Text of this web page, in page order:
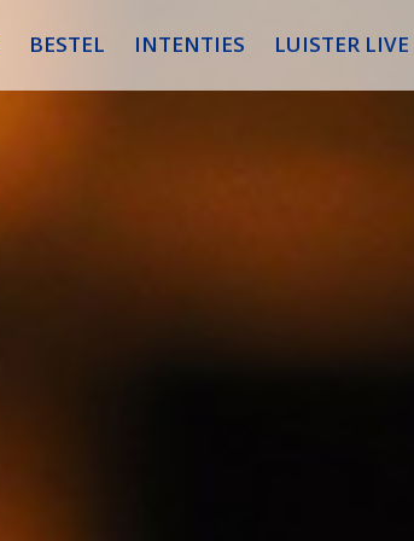
BESTEL INTENTIES LUISTER LIVE